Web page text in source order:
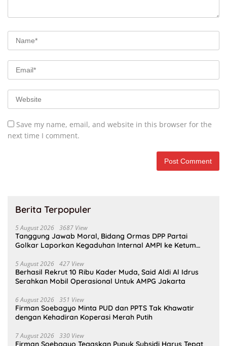
Save my name, email, and website in this browser for the
next time I comment.
Berita Terpopuler
5 August 2026 3687 View
Tanggung Jawab Moral, Bidang Ormas DPP Partai
Golkar Laporkan Kegaduhan Internal AMPI ke Ketum
5 August 2026 427 View
Berhasil Rekrut 10 Ribu Kader Muda, Said Aldi Al Idrus
Serahkan Mobil Operasional Untuk AMPG Jakarta
6 August 2026 351 View
Firman Soebagyo Minta PUD dan PPTS Tak Khawatir
dengan Kehadiran Koperasi Merah Putih
7 August 2026 330 View
Firman Soebagyo Tegaskan Pupuk Subsidi Harus Tepat